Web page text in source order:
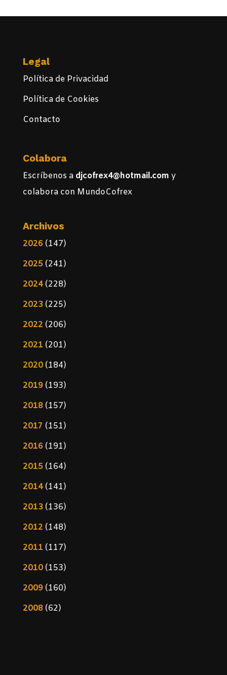
Legal
Política de Privacidad
Política de Cookies
Contacto
Colabora
Escríbenos a djcofrex4@hotmail.com y
colabora con MundoCofrex
Archivos
2026(147)
2025(241)
2024(228)
2023(225)
2022 (206)
2021 (201)
2020(184)
2019(193)
2018(157)
2017 (151)
2016(191)
2015(164)
2014(141)
2013(136)
2012 (148)
2011 (117)
2010(153)
2009(160)
2008(62)